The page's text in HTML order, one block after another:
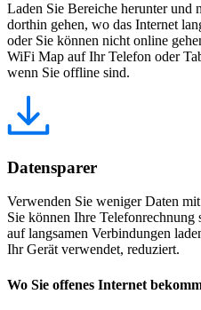
Laden Sie Bereiche herunter und
dorthin gehen, wo das Internet
oder Sie können nicht online
WiFi Map auf Ihr Telefon oder
wenn Sie offline sind.
Datensparer
Verwenden Sie weniger Daten
Sie können Ihre Telefonrechnung
auf langsamen Verbindungen
Ihr Gerät verwendet, reduziert.
Wo Sie offenes Internet